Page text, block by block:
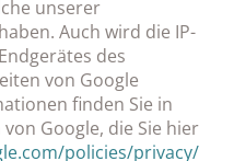
unserer
Auch wird die IP-
des
von Google
finden Sie in
Google, die Sie hier
policies/privacy/